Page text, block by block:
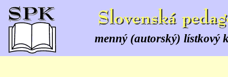
menný (autorský) lístkový